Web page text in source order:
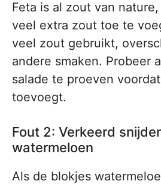
Feta is al zout van
veel extra zout toe te
veel zout gebruikt,
andere smaken. Probeer
salade te proeven
toevoegt.
Fout 2: Verkeerd
watermeloen
Als de blokjes